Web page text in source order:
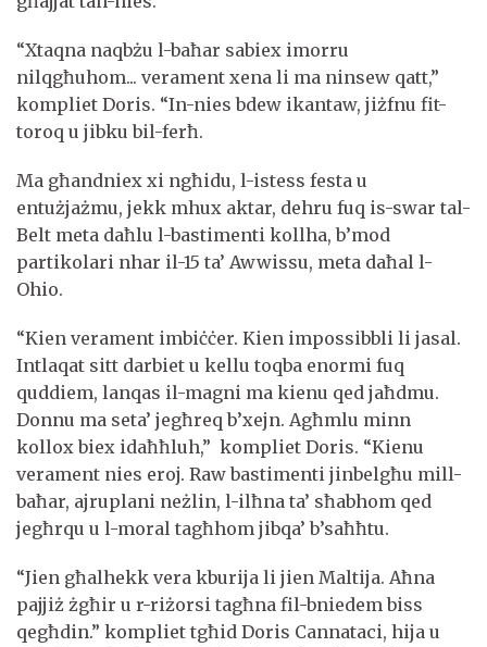
“Xtaqna naqbżu l-baħar sabiex imorru
nilqgħuhom... verament xena li ma ninsew qatt,”
kompliet Doris. “In-nies bdew ikantaw, jiżfnu fit-
toroq u jibku bil-ferħ.
Ma għandniex xi ngħidu, l-istess festa u
entużjażmu, jekk mhux aktar, dehru fuq is-swar tal-
Belt meta daħlu l-bastimenti kollha, b’mod
partikolari nhar il-15 ta’ Awwissu, meta daħal l-
Ohio.
“Kien verament imbiċċer. Kien impossibbli li jasal.
Intlaqat sitt darbiet u kellu toqba enormi fuq
quddiem, lanqas il-magni ma kienu qed jaħdmu.
Donnu ma seta’ jegħreq b’xejn. Agħmlu minn
kollox biex idaħħluh,” kompliet Doris. “Kienu
verament nies eroj. Raw bastimenti jinbelgħu mill-
baħar, ajruplani neżlin, l-ilħna ta’ sħabhom qed
jegħrqu u l-moral tagħhom jibqa’ b’saħħtu.
“Jien għalhekk vera kburija li jien Maltija. Aħna
pajjiż żgħir u r-riżorsi tagħna fil-bniedem biss
qegħdin.” kompliet tgħid Doris Cannataci, hija u